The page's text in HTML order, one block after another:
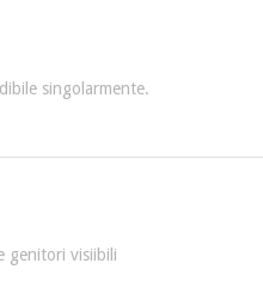
singolarmente.
genitori visiibili